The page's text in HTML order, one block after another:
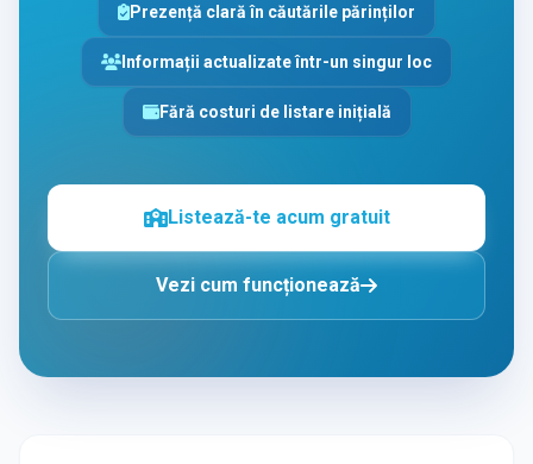
Prezență clară în căutările părinților
Informații actualizate într-un singur loc
Fără costuri de listare inițială
Listează-te acum gratuit
Vezi cum funcționează